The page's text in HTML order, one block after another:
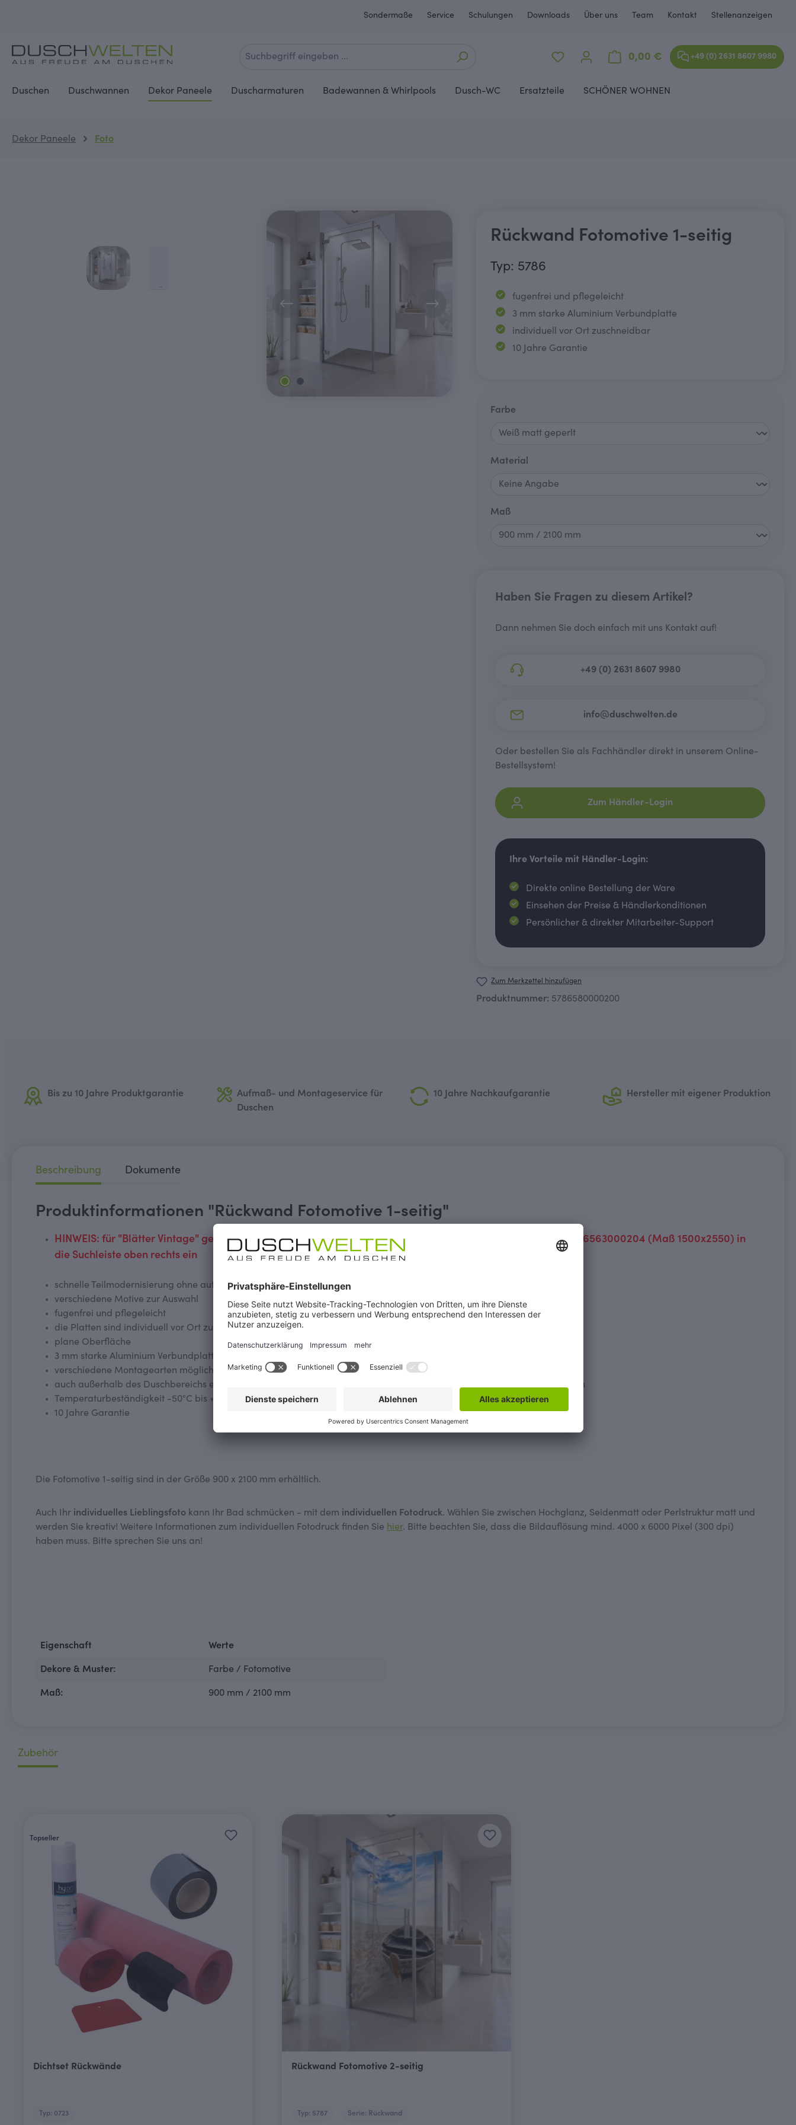
Sondermaße Service Schulungen Downloads Über uns Team Kontakt Stellenanzeigen
0,00 €Warenkorb enthält 0
+49 (0) 2631 8607 9980
Duschen Duschwannen Dekor Paneele Duscharmaturen Badewannen & Whirlpools Dusch-WC Ersatzteile SCHÖNER WOHNEN
Dekor Paneele Foto
Rückwand Fotomotive 1-seitig
Typ: 5786
fugenfrei und pflegeleicht
3 mm starke Aluminium Verbundplatte
individuell vor Ort zuschneidbar
10 Jahre Garantie
Farbe
Material
Maßauswählen
Haben Sie Fragen zu diesem Artikel?
Dann nehmen Sie doch einfach mit uns Kontakt auf!
+49 (0) 2631 8607 9980
info@duschwelten.de
Oder bestellen Sie als Fachhändler direkt in unserem Online-
Bestellsystem!
Zum Händler-Login
Ihre Vorteile mit Händler-Login:
Direkte online Bestellung der Ware
Einsehen der Preise & Händlerkonditionen
Persönlicher & direkter Mitarbeiter-Support
Zum Merkzettel hinzufügen
Produktnummer: 5786580000200
Bis zu 10 Jahre Produktgarantie
Aufmaß- und Montageservice für
Duschen
10 Jahre Nachkaufgarantie Hersteller mit eigener Produktion
Beschreibung Dokumente
Produktinformationen "Rückwand Fotomotive 1-seitig"
HINWEIS: für "Blätter Vintage" geben Sie bitte die Artikelnummer 5786563000203 (Maß 1000x2550) oder 5786563000204 (Maß 1500x2550) in
die Suchleiste oben rechts ein
schnelle Teilmodernisierung ohne aufwendige Fliesenarbeiten
verschiedene Motive zur Auswahl
fugenfrei und pflegeleicht
die Platten sind individuell vor Ort zuschneidbar
plane Oberfläche
3 mm starke Aluminium Verbundplatte mit einem Polyethylenkern
verschiedene Montagearten möglich: direkt auf die Fliese oder Putz oder auf grundierter Gipskartonplatte
auch außerhalb des Duschbereichs einsetzbar, z.B. als Akzent hinter einer Vorwandinstallation oder auch im Küchenbereich
Temperaturbeständigkeit -50°C bis +80°C
10 Jahre Garantie
Die Fotomotive 1-seitig sind in der Größe 900 x 2100 mm erhältlich.
Auch Ihr individuelles Lieblingsfoto kann Ihr Bad schmücken - mit dem individuellen Fotodruck. Wählen Sie zwischen Hochglanz, Seidenmatt oder Perlstruktur matt und
werden Sie kreativ! Weitere Informationen zum individuellen Fotodruck finden Sie hier. Bitte beachten Sie, dass die Bildauflösung mind. 4000 x 6000 Pixel (300 dpi)
haben muss. Bitte sprechen Sie uns an!
Eigenschaft Werte
Dekore & Muster: Farbe / Fotomotive
Maß: 900 mm / 2100 mm
Zubehör
Topseller
Dichtset Rückwände
Typ: 0723
Rückwand Fotomotive 2-seitig
Typ: 5787 Serie: Rückwand